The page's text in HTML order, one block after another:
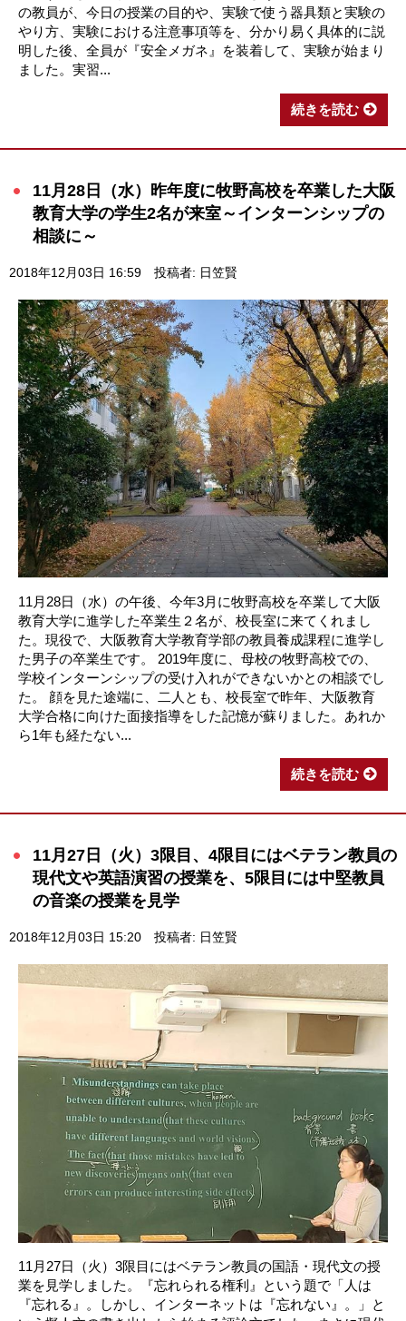
の教員が、今日の授業の目的や、実験で使う器具類と実験の
やり方、実験における注意事項等を、分かり易く具体的に説
明した後、全員が『安全メガネ』を装着して、実験が始まり
ました。実習...
続きを読む
11月28日（水）昨年度に牧野高校を卒業した大阪
教育大学の学生2名が来室～インターンシップの
相談に～
2018年12月03日 16:59 投稿者: 日笠賢
11月28日（水）の午後、今年3月に牧野高校を卒業して大阪
教育大学に進学した卒業生２名が、校長室に来てくれまし
た。現役で、大阪教育大学教育学部の教員養成課程に進学し
た男子の卒業生です。 2019年度に、母校の牧野高校での、
学校インターンシップの受け入れができないかとの相談でし
た。 顔を見た途端に、二人とも、校長室で昨年、大阪教育
大学合格に向けた面接指導をした記憶が蘇りました。あれか
ら1年も経たない...
続きを読む
11月27日（火）3限目、4限目にはベテラン教員の
現代文や英語演習の授業を、5限目には中堅教員
の音楽の授業を見学
2018年12月03日 15:20 投稿者: 日笠賢
11月27日（火）3限目にはベテラン教員の国語・現代文の授
業を見学しました。『忘れられる権利』という題で「人は
『忘れる』。しかし、インターネットは『忘れない』。」と